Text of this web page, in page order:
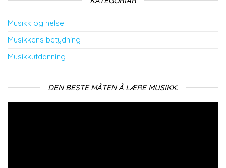
Musikk og helse
Musikkens betydning
Musikkutdanning
DEN BESTE MÅTEN Å LÆRE MUSIKK.